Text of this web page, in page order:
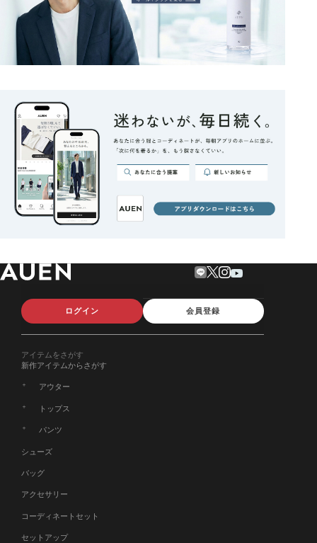
ログイン 会員登録
アイテムをさがす
新作アイテムからさがす
アウター
トップス
パンツ
シューズ
バッグ
アクセサリー
コーディネートセット
セットアップ